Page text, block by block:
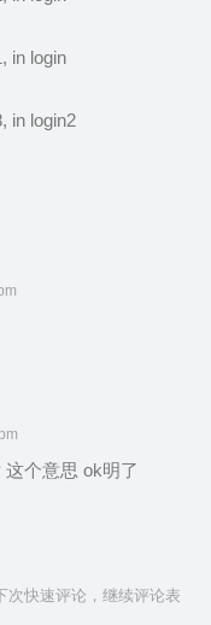
in login
in login2
个意思 ok明了
次快速评论，继续评论表